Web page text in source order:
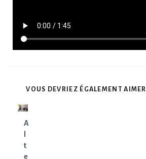
VOUS DEVRIEZ ÉGALEMENT AIMER
A
l
t
e